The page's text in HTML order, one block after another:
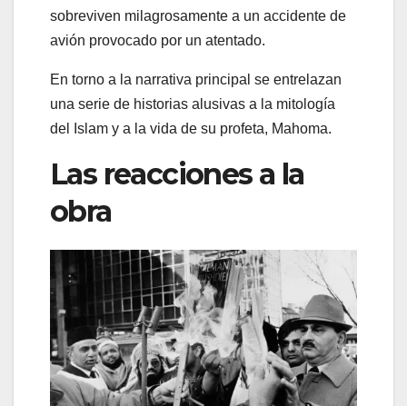
sobreviven milagrosamente a un accidente de
avión provocado por un atentado.
En torno a la narrativa principal se entrelazan
una serie de historias alusivas a la mitología
del Islam y a la vida de su profeta, Mahoma.
Las reacciones a la
obra